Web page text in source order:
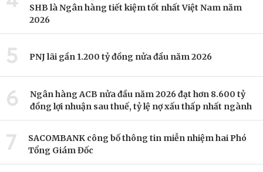
SHB là Ngân hàng tiết kiệm tốt nhất Việt Nam năm
2026
5 PNJ lãi gần 1.200 tỷ đồng nửa đầu năm 2026
6
Ngân hàng ACB nửa đầu năm 2026 đạt hơn 8.600 tỷ
đồng lợi nhuận sau thuế, tỷ lệ nợ xấu thấp nhất ngành
7
SACOMBANK công bố thông tin miễn nhiệm hai Phó
Tổng Giám Đốc